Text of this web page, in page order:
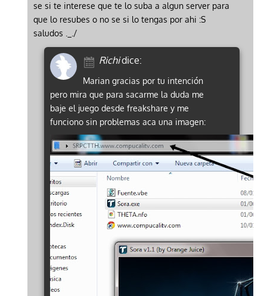
se si te interese que te lo suba a algun server para
que lo resubes o no se si lo tengas por ahi :S
saludos ._./
Richidice:
Marian gracias por tu intención
pero mira que para sacarme la duda me
baje el juego desde freakshare y me
funciono sin problemas aca una imagen: